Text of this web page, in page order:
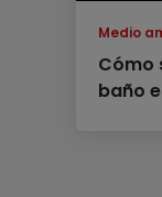
Medio
Cómo
baño